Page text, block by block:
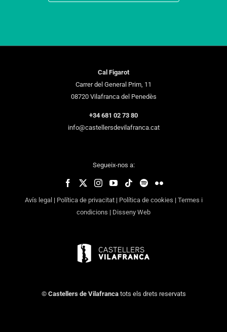
Cal Figarot
Carrer del General Prim, 11
08720 Vilafranca del Penedès
+34 681 02 73 80
info@castellersdevilafranca.cat
Segueix-nos a:
Avís legal | Política de privacitat| Política de cookies | Termes i
condicions | Disseny Web
© Castellers de Vilafrancatots els drets reservats